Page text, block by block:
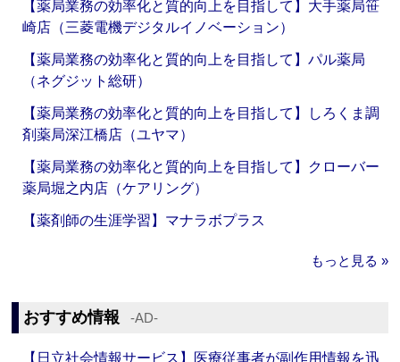
【薬局業務の効率化と質的向上を目指して】大手薬局笹
崎店（三菱電機デジタルイノベーション）
【薬局業務の効率化と質的向上を目指して】パル薬局
（ネグジット総研）
【薬局業務の効率化と質的向上を目指して】しろくま調
剤薬局深江橋店（ユヤマ）
【薬局業務の効率化と質的向上を目指して】クローバー
薬局堀之内店（ケアリング）
【薬剤師の生涯学習】マナラボプラス
もっと見る »
おすすめ情報 ‐AD‐
【日立社会情報サービス】医療従事者が副作用情報を迅